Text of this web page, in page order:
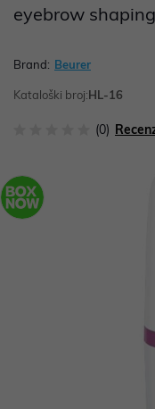
eyebrow
Brand: Beurer
Kataloški broj:HL-16
(0)